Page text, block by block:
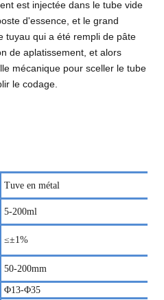
est injectée dans le tube vide
d'essence, et le grand
tuyau qui a été rempli de pâte
de aplatissement, et alors
mécanique pour sceller le tube
le codage.
Tuve en métal
5-200ml
≤±1%
50-200mm
Φ1 3-Φ35